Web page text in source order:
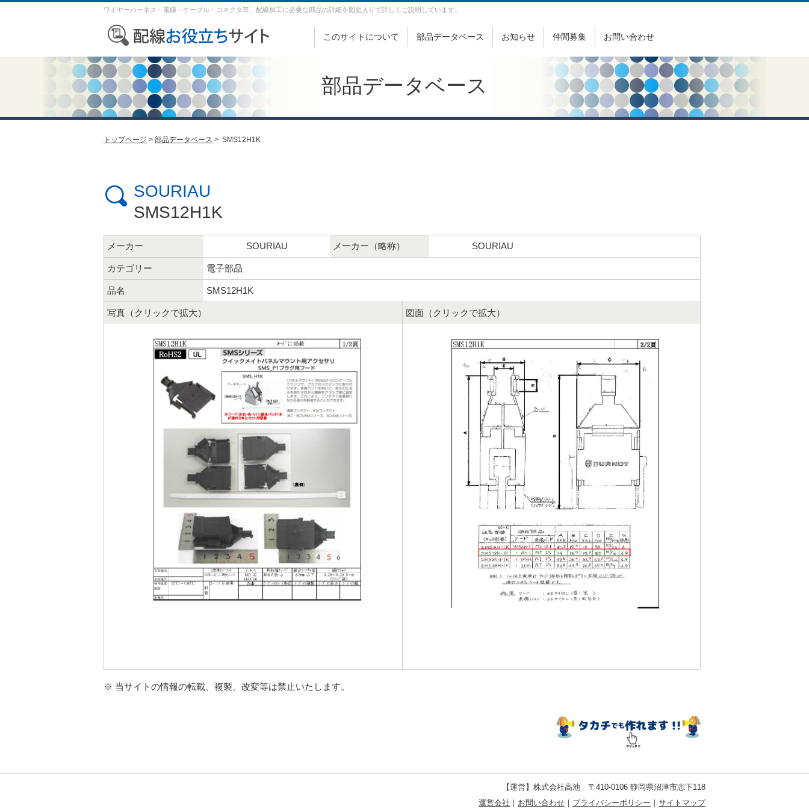
ワイヤーハーネス・電線・ケーブル・コネクタ等、配線加工に必要な部品の詳細を図面入りで詳しくご説明しています。
このサイトについて 部品データベース お知らせ 仲間募集 お問い合わせ
部品データベース
トップページ > 部品データベース > SMS12H1K
SOURIAU
SMS12H1K
メーカー SOURIAU メーカー（略称） SOURIAU
カテゴリー 電子部品
品名 SMS12H1K
写真（クリックで拡大） 図面（クリックで拡大）
※ 当サイトの情報の転載、複製、改変等は禁止いたします。
【運営】株式会社高池 〒410-0106 静岡県沼津市志下118
運営会社 ｜ お問い合わせ ｜ プライバシーポリシー ｜ サイトマップ